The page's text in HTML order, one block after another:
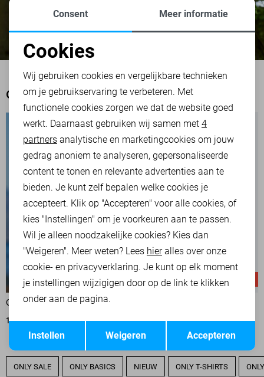
OOK HET BEKIJKEN WAARD
-50%
ONLY BLOUSE
13,00 25,99 13,00 25,99
ONLY SALE ONLY BASICS NIEUW ONLY T-SHIRTS
Noodzakelijke cookies
Personalisatie cookies
Analytische cookies
Marketing cookies
Terug Opslaan
Consent Meer informatie
Cookies
Wij gebruiken cookies en vergelijkbare technieken
om je gebruikservaring te verbeteren. Met
functionele cookies zorgen we dat de website goed
werkt. Daarnaast gebruiken wij samen met 4
partners analytische en marketingcookies om jouw
gedrag anoniem te analyseren, gepersonaliseerde
content te tonen en relevante advertenties aan te
bieden. Je kunt zelf bepalen welke cookies je
accepteert. Klik op "Accepteren" voor alle cookies, of
kies "Instellingen" om je voorkeuren aan te passen.
Wil je alleen noodzakelijke cookies? Kies dan
"Weigeren". Meer weten? Lees hieralles over onze
cookie- en privacyverklaring. Je kunt op elk moment
je instellingen wijzigigen door op de link te klikken
onder aan de pagina.
Accepteren
Weigeren
Instellen